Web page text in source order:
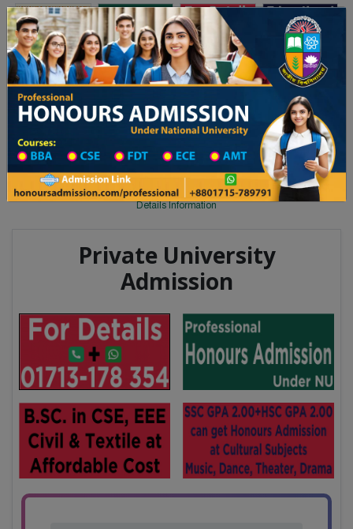
Toggle navigation অনার্স ভর্তি প্রফেশনাল অনার্স
Updates
২৬ শিক্ষাবর্ষের ১ম বর্ষের ভর্তি আবেদন বিজ্ঞপ্তি ঢাকা বিশ্ববিদ্যালয় ২০২৫-২৬
University College All Division
University College District Wise
University College in Naogaon
Details Information
Private University
Admission